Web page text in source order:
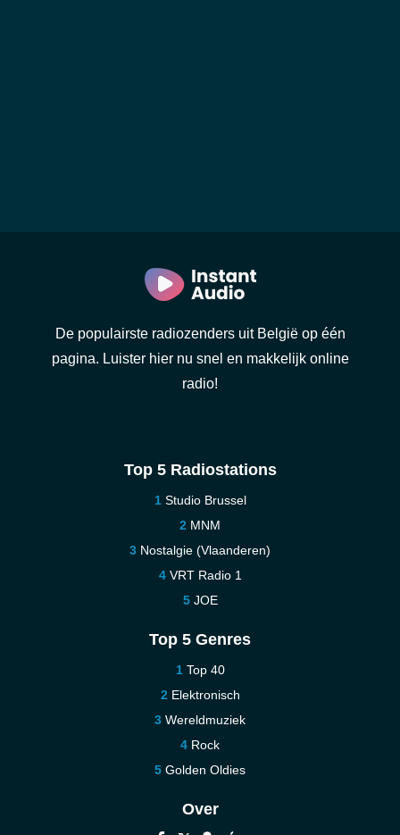
De populairste radiozenders uit België op één
pagina. Luister hier nu snel en makkelijk online
radio!
Top 5 Radiostations
Studio Brussel
MNM
Nostalgie (Vlaanderen)
VRT Radio 1
JOE
Top 5 Genres
Top 40
Elektronisch
Wereldmuziek
Rock
Golden Oldies
Over